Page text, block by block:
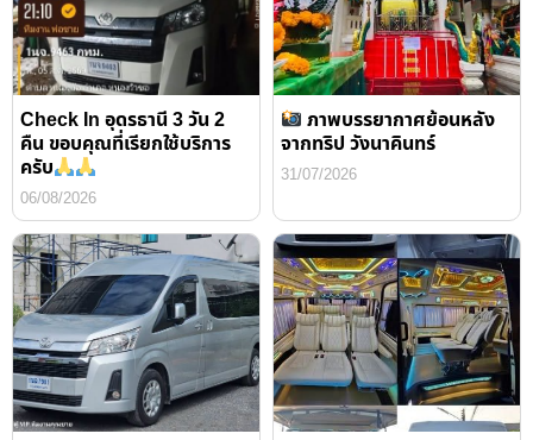
Check In อุดรธานี 3 วัน 2
คืน ขอบคุณที่เรียกใช้บริการ
ครับ
06/08/2026
ภาพบรรยากาศย้อนหลัง
จากทริป วังนาคินทร์
31/07/2026